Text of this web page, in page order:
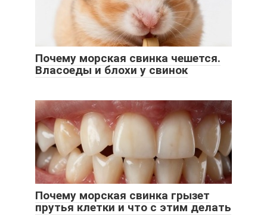
Почему морская свинка чешется.
Власоеды и блохи у свинок
Почему морская свинка грызет
прутья клетки и что с этим делать